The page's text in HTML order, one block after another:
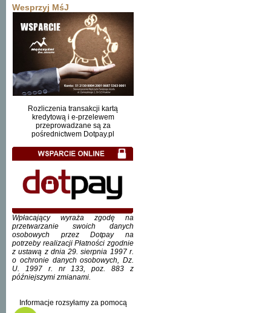
Wesprzyj MśJ
Rozliczenia transakcji kartą
kredytową i e-przelewem
przeprowadzane są za
pośrednictwem Dotpay.pl
Wpłacający wyraża zgodę na
przetwarzanie swoich danych
osobowych przez Dotpay na
potrzeby realizacji Płatności zgodnie
z ustawą z dnia 29. sierpnia 1997 r.
o ochronie danych osobowych, Dz.
U. 1997 r. nr 133, poz. 883 z
późniejszymi zmianami.
Informacje rozsyłamy za pomocą